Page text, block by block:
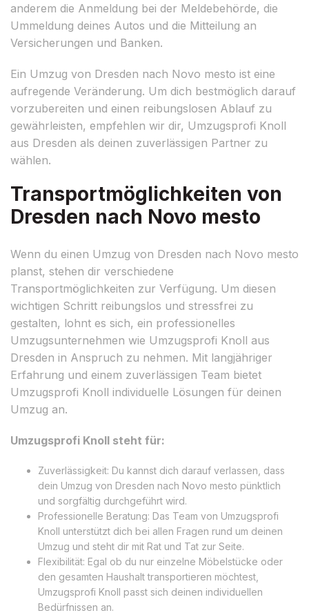
anderem die Anmeldung bei der Meldebehörde, die
Ummeldung deines Autos und die Mitteilung an
Versicherungen und Banken.
Ein Umzug von Dresden nach Novo mesto ist eine
aufregende Veränderung. Um dich bestmöglich darauf
vorzubereiten und einen reibungslosen Ablauf zu
gewährleisten, empfehlen wir dir, Umzugsprofi Knoll
aus Dresden als deinen zuverlässigen Partner zu
wählen.
Transportmöglichkeiten von
Dresden nach Novo mesto
Wenn du einen Umzug von Dresden nach Novo mesto
planst, stehen dir verschiedene
Transportmöglichkeiten zur Verfügung. Um diesen
wichtigen Schritt reibungslos und stressfrei zu
gestalten, lohnt es sich, ein professionelles
Umzugsunternehmen wie Umzugsprofi Knoll aus
Dresden in Anspruch zu nehmen. Mit langjähriger
Erfahrung und einem zuverlässigen Team bietet
Umzugsprofi Knoll individuelle Lösungen für deinen
Umzug an.
Umzugsprofi Knoll steht für:
Zuverlässigkeit: Du kannst dich darauf verlassen, dass
dein Umzug von Dresden nach Novo mesto pünktlich
und sorgfältig durchgeführt wird.
Professionelle Beratung: Das Team von Umzugsprofi
Knoll unterstützt dich bei allen Fragen rund um deinen
Umzug und steht dir mit Rat und Tat zur Seite.
Flexibilität: Egal ob du nur einzelne Möbelstücke oder
den gesamten Haushalt transportieren möchtest,
Umzugsprofi Knoll passt sich deinen individuellen
Bedürfnissen an.